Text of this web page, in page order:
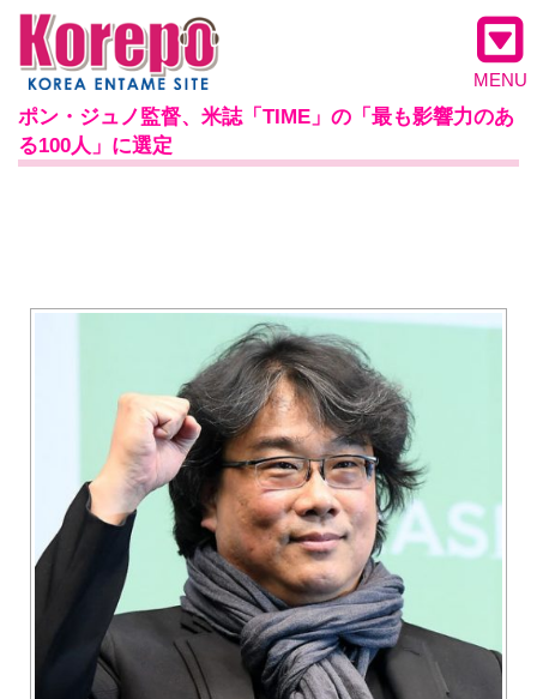
MENU
ポン・ジュノ監督、米誌「TIME」の「最も影響力のあ
る100人」に選定